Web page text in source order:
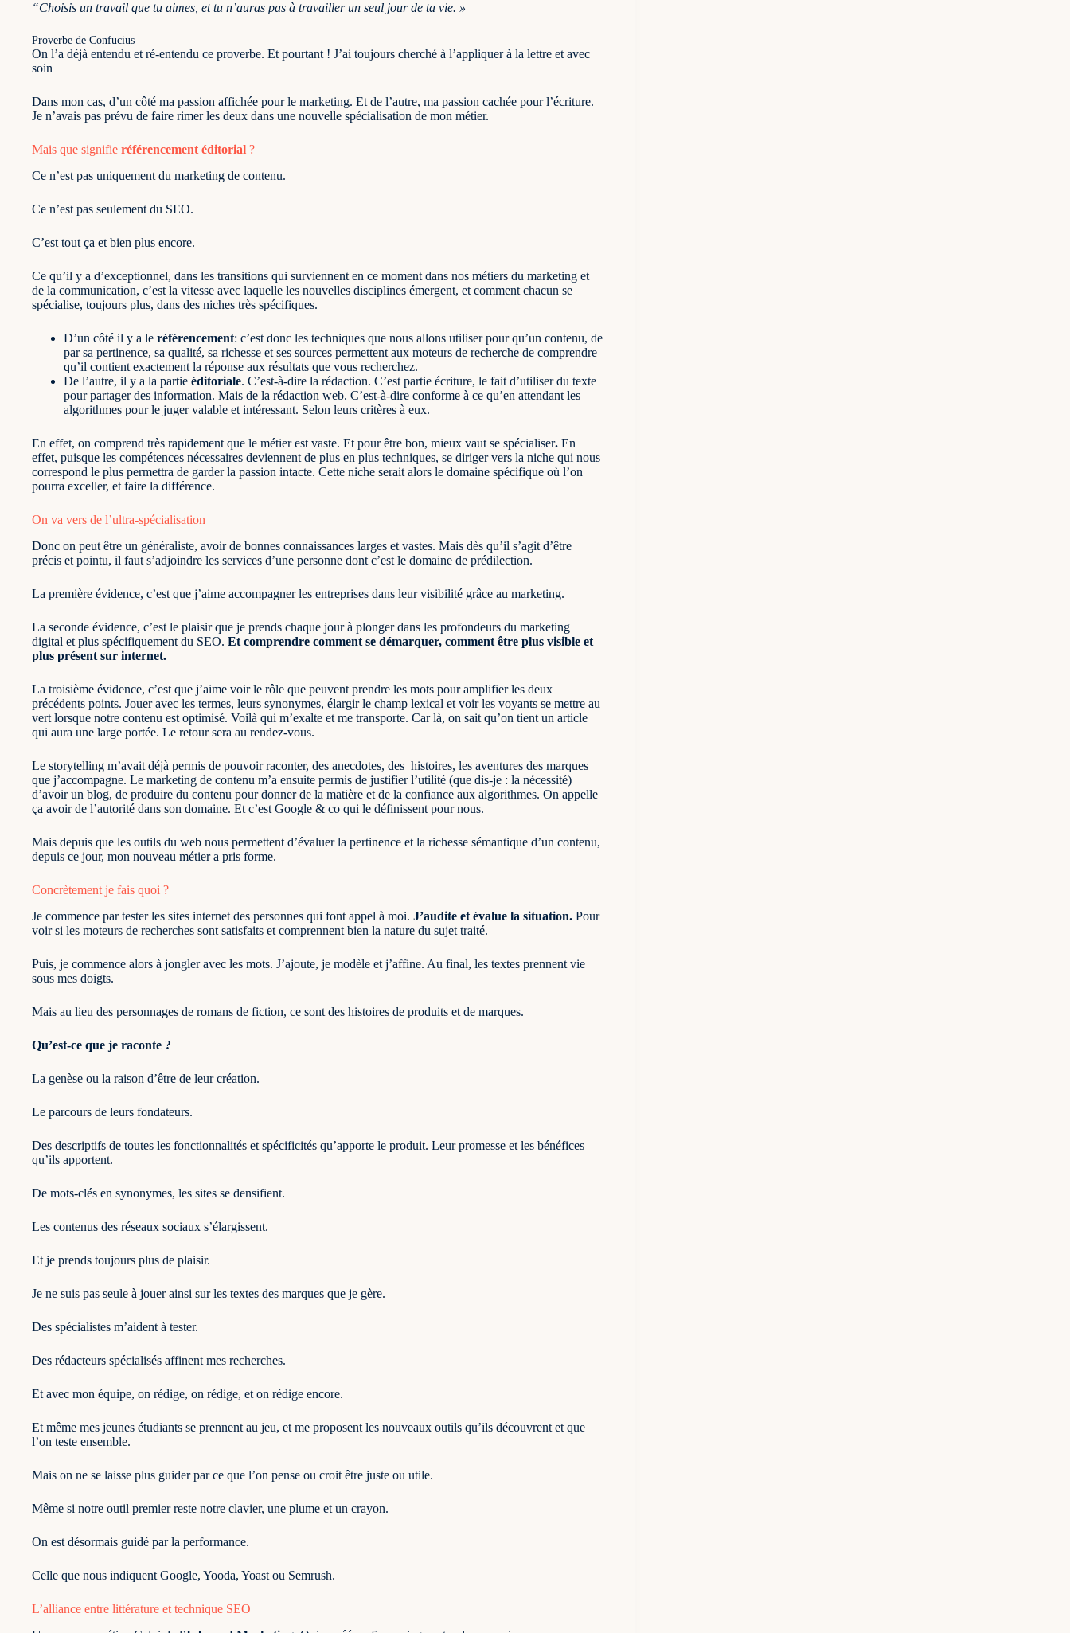
“Choisis un travail que tu aimes, et tu n’auras pas à travailler un seul jour de ta vie. »
Proverbe de Confucius
On l’a déjà entendu et ré-entendu ce proverbe. Et pourtant ! J’ai toujours cherché à l’appliquer à la lettre et avec
soin
Dans mon cas, d’un côté ma passion affichée pour le marketing. Et de l’autre, ma passion cachée pour l’écriture.
Je n’avais pas prévu de faire rimer les deux dans une nouvelle spécialisation de mon métier.
Mais que signifie référencement éditorial ?
Ce n’est pas uniquement du marketing de contenu.
Ce n’est pas seulement du SEO.
C’est tout ça et bien plus encore.
Ce qu’il y a d’exceptionnel, dans les transitions qui surviennent en ce moment dans nos métiers du marketing et
de la communication, c’est la vitesse avec laquelle les nouvelles disciplines émergent, et comment chacun se
spécialise, toujours plus, dans des niches très spécifiques.
D’un côté il y a le référencement: c’est donc les techniques que nous allons utiliser pour qu’un contenu, de
par sa pertinence, sa qualité, sa richesse et ses sources permettent aux moteurs de recherche de comprendre
qu’il contient exactement la réponse aux résultats que vous recherchez.
De l’autre, il y a la partie éditoriale. C’est-à-dire la rédaction. C’est partie écriture, le fait d’utiliser du texte
pour partager des information. Mais de la rédaction web. C’est-à-dire conforme à ce qu’en attendant les
algorithmes pour le juger valable et intéressant. Selon leurs critères à eux.
En effet, on comprend très rapidement que le métier est vaste. Et pour être bon, mieux vaut se spécialiser. En
effet, puisque les compétences nécessaires deviennent de plus en plus techniques, se diriger vers la niche qui nous
correspond le plus permettra de garder la passion intacte. Cette niche serait alors le domaine spécifique où l’on
pourra exceller, et faire la différence.
On va vers de l’ultra-spécialisation
Donc on peut être un généraliste, avoir de bonnes connaissances larges et vastes. Mais dès qu’il s’agit d’être
précis et pointu, il faut s’adjoindre les services d’une personne dont c’est le domaine de prédilection.
La première évidence, c’est que j’aime accompagner les entreprises dans leur visibilité grâce au marketing.
La seconde évidence, c’est le plaisir que je prends chaque jour à plonger dans les profondeurs du marketing
digital et plus spécifiquement du SEO. Et comprendre comment se démarquer, comment être plus visible et
plus présent sur internet.
La troisième évidence, c’est que j’aime voir le rôle que peuvent prendre les mots pour amplifier les deux
précédents points. Jouer avec les termes, leurs synonymes, élargir le champ lexical et voir les voyants se mettre au
vert lorsque notre contenu est optimisé. Voilà qui m’exalte et me transporte. Car là, on sait qu’on tient un article
qui aura une large portée. Le retour sera au rendez-vous.
Le storytelling m’avait déjà permis de pouvoir raconter, des anecdotes, des histoires, les aventures des marques
que j’accompagne. Le marketing de contenu m’a ensuite permis de justifier l’utilité (que dis-je : la nécessité)
d’avoir un blog, de produire du contenu pour donner de la matière et de la confiance aux algorithmes. On appelle
ça avoir de l’autorité dans son domaine. Et c’est Google & co qui le définissent pour nous.
Mais depuis que les outils du web nous permettent d’évaluer la pertinence et la richesse sémantique d’un contenu,
depuis ce jour, mon nouveau métier a pris forme.
Concrètement je fais quoi ?
Je commence par tester les sites internet des personnes qui font appel à moi. J’audite et évalue la situation. Pour
voir si les moteurs de recherches sont satisfaits et comprennent bien la nature du sujet traité.
Puis, je commence alors à jongler avec les mots. J’ajoute, je modèle et j’affine. Au final, les textes prennent vie
sous mes doigts.
Mais au lieu des personnages de romans de fiction, ce sont des histoires de produits et de marques.
Qu’est-ce que je raconte ?
La genèse ou la raison d’être de leur création.
Le parcours de leurs fondateurs.
Des descriptifs de toutes les fonctionnalités et spécificités qu’apporte le produit. Leur promesse et les bénéfices
qu’ils apportent.
De mots-clés en synonymes, les sites se densifient.
Les contenus des réseaux sociaux s’élargissent.
Et je prends toujours plus de plaisir.
Je ne suis pas seule à jouer ainsi sur les textes des marques que je gère.
Des spécialistes m’aident à tester.
Des rédacteurs spécialisés affinent mes recherches.
Et avec mon équipe, on rédige, on rédige, et on rédige encore.
Et même mes jeunes étudiants se prennent au jeu, et me proposent les nouveaux outils qu’ils découvrent et que
l’on teste ensemble.
Mais on ne se laisse plus guider par ce que l’on pense ou croit être juste ou utile.
Même si notre outil premier reste notre clavier, une plume et un crayon.
On est désormais guidé par la performance.
Celle que nous indiquent Google, Yooda, Yoast ou Semrush.
L’alliance entre littérature et technique SEO